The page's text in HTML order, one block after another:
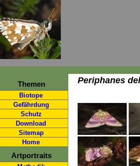
Themen
Biotope
Gefährdung
Schutz
Download
Sitemap
Home
Artportraits
Periphanes